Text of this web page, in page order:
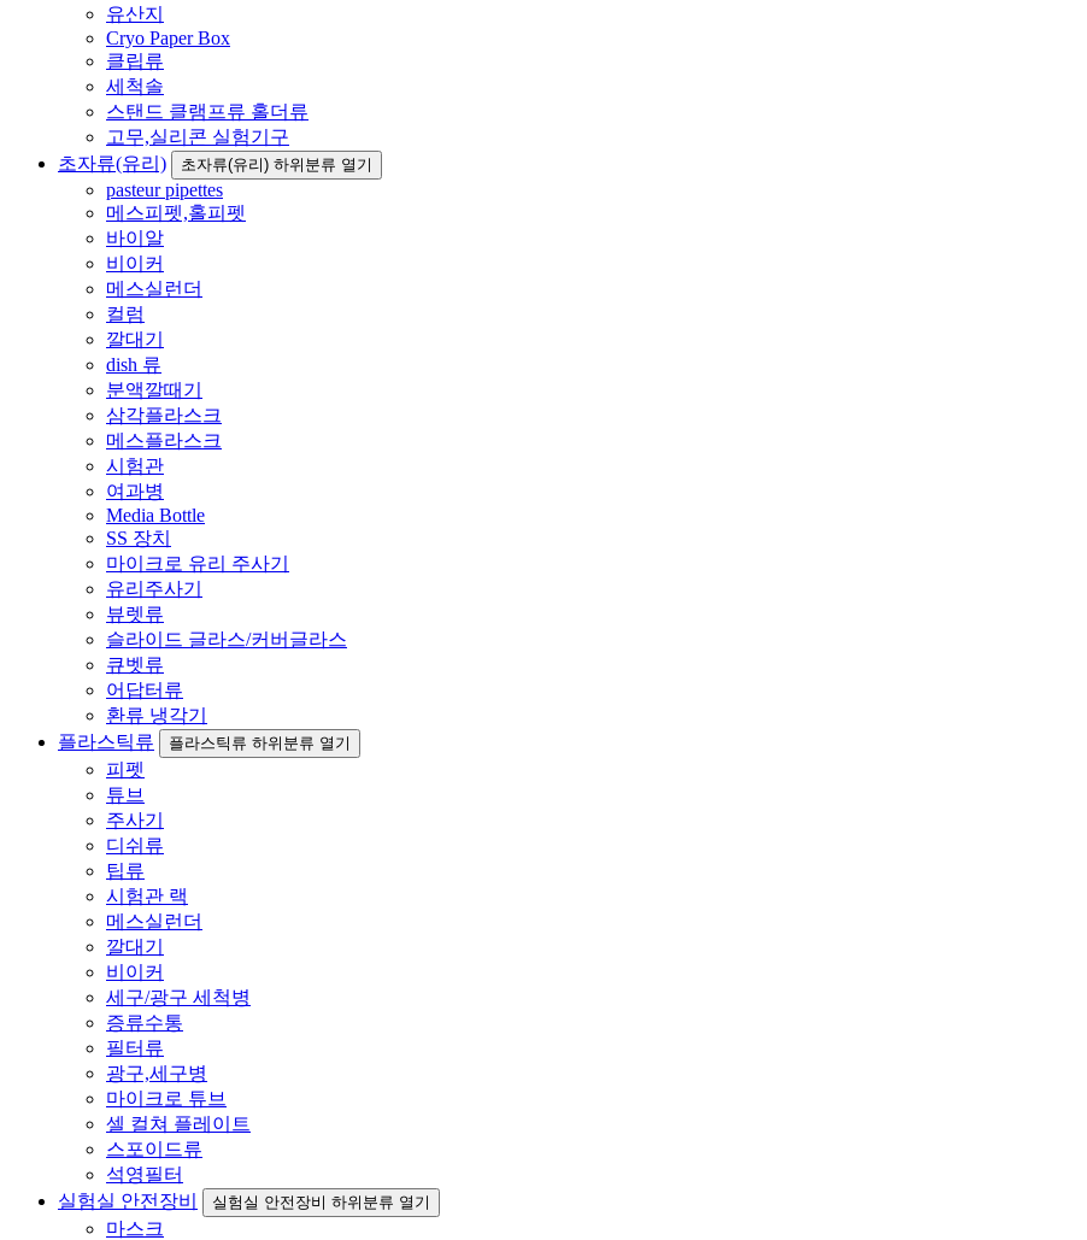
유산지
Cryo Paper Box
클립류
세척솔
스탠드 클램프류 홀더류
고무,실리콘 실험기구
초자류(유리)
초자류(유리) 하위분류 열기
pasteur pipettes
메스피펫,홀피펫
바이알
비이커
메스실런더
컬럼
깔대기
dish 류
분액깔때기
삼각플라스크
메스플라스크
시험관
여과병
Media Bottle
SS 장치
마이크로 유리 주사기
유리주사기
뷰렛류
슬라이드 글라스/커버글라스
큐벳류
어답터류
환류 냉각기
플라스틱류
플라스틱류 하위분류 열기
피펫
튜브
주사기
디쉬류
팁류
시험관 랙
메스실런더
깔대기
비이커
세구/광구 세척병
증류수통
필터류
광구,세구병
마이크로 튜브
셀 컬쳐 플레이트
스포이드류
석영필터
실험실 안전장비
실험실 안전장비 하위분류 열기
마스크